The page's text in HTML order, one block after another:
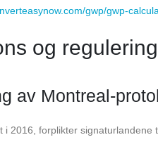
gwp/gwp-
og regulering
av Montreal-
i 2016, forplikter signaturlandene